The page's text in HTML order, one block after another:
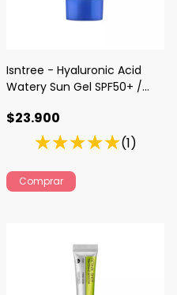
Isntree - Hyaluronic Acid
Watery Sun Gel SPF50+ /
$23.900
(1)